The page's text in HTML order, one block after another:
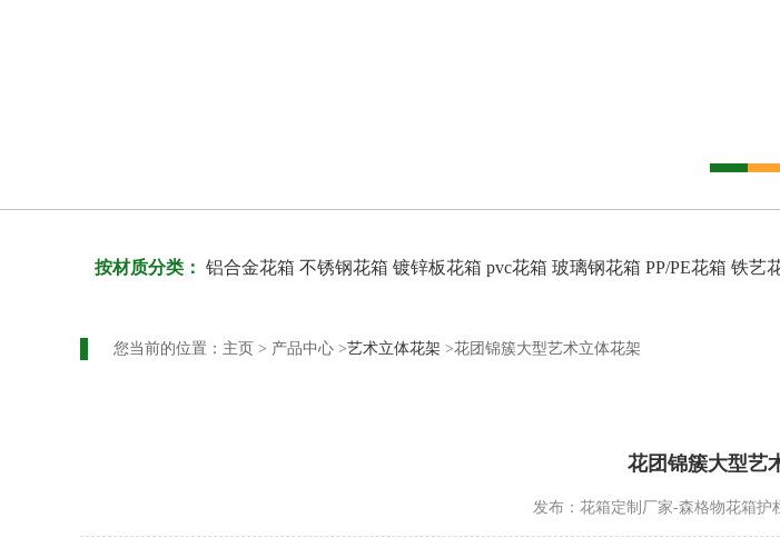
按材质分类： 铝合金花箱 不锈钢花箱 镀锌板花箱 pvc花箱 玻璃钢花箱 PP/PE花箱 铁艺
您当前的位置： 主页 > 产品中心 >艺术立体花架 >花团锦簇大型艺术立体花架
花团锦簇大型艺
发布：花箱定制厂家-森格物花箱护